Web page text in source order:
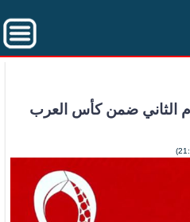
الثاني ضمن كأس العرب